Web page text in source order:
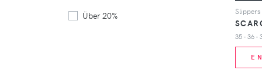
Slippers
35 - 36 -
Über 20%